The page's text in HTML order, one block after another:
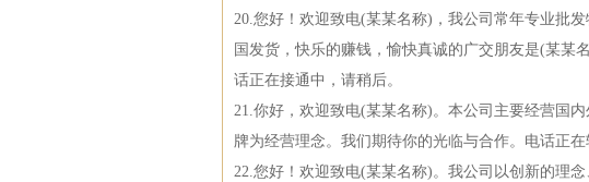
20.您好！欢迎致电(某某名称)，我公司常年专业批
国发货，快乐的赚钱，愉快真诚的广交朋友是(某某
话正在接通中，请稍后。
21.你好，欢迎致电(某某名称)。本公司主要经营国
牌为经营理念。我们期待你的光临与合作。电话正在
22.您好！欢迎致电(某某名称)。我公司以创新的理